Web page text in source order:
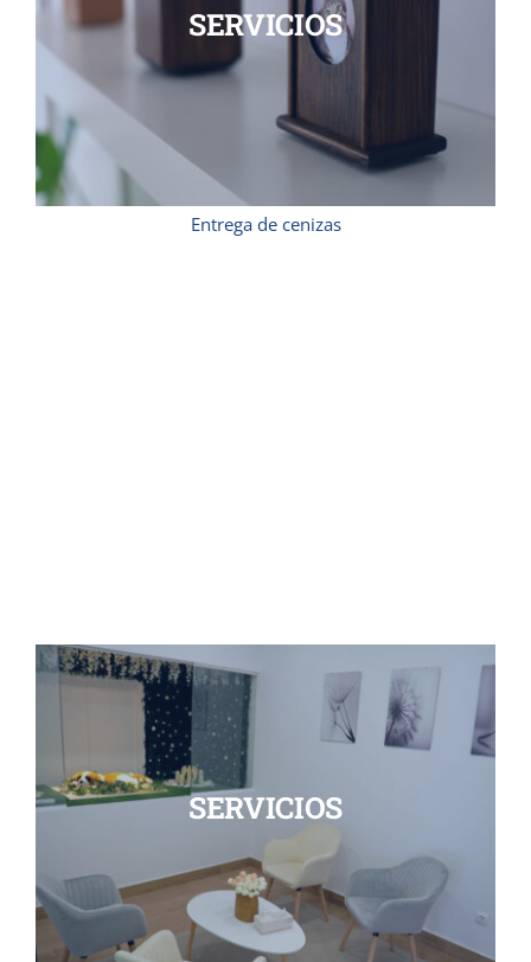
SERVICIOS
Entrega de cenizas
SERVICIOS